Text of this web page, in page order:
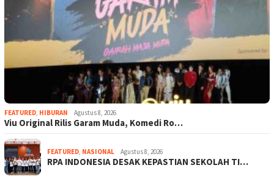
FEATURED, HIBURAN Agustus 8, 2026
Viu Original Rilis Garam Muda, Komedi Ro…
FEATURED, NASIONAL Agustus 8, 2026
RPA INDONESIA DESAK KEPASTIAN SEKOLAH TI…